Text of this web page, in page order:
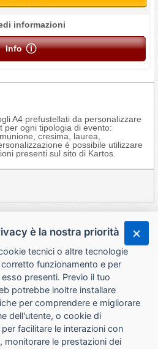
informazioni
Info
A4 prefustellati da personalizzare
per ogni tipologia di evento:
cresima, laurea,
è possibile utilizzare
presenti sul sito di Kartos.
CHI SIAMO
è la nostra priorità
tecnici o altre tecnologie
funzionamento e per
presenti. Previo il tuo
potrebbe inoltre installare
per comprendere e migliorare
dell'utente, o cookie di
facilitare le interazioni con
monitorare le prestazioni dei